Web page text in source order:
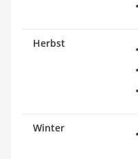
Herbst
Winter